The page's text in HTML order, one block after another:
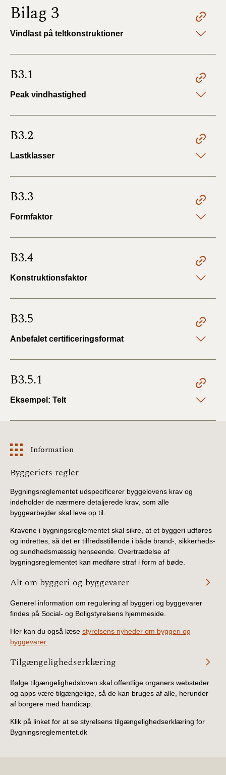
Bilag 3
Vindlast på teltkonstruktioner
B3.1
Peak vindhastighed
B3.2
Lastklasser
B3.3
Formfaktor
B3.4
Konstruktionsfaktor
B3.5
Anbefalet certificeringsformat
B3.5.1
Eksempel: Telt
Information
Information
Byggeriets regler
Bygningsreglementet udspecificerer byggelovens krav og
indeholder de nærmere detaljerede krav, som alle
byggearbejder skal leve op til.
Kravene i bygningsreglementet skal sikre, at et byggeri udføres
og indrettes, så det er tilfredsstillende i både brand-, sikkerheds-
og sundhedsmæssig henseende. Overtrædelse af
bygningsreglementet kan medføre straf i form af bøde.
Alt om byggeri og byggevarer
Generel information om regulering af byggeri og byggevarer
findes på Social- og Boligstyrelsens hjemmeside.
Her kan du også læse styrelsens nyheder om byggeri og
byggevarer.
Tilgængelighedserklæring
Ifølge tilgængelighedsloven skal offentlige organers websteder
og apps være tilgængelige, så de kan bruges af alle, herunder
af borgere med handicap.
Klik på linket for at se styrelsens tilgængelighedserklæring for
Bygningsreglementet.dk